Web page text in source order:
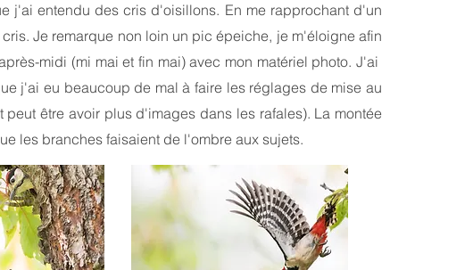
j'ai entendu des cris d'oisillons. En me rapprochant d'un
Je remarque non loin un pic épeiche, je m'éloigne afin
midi (mi mai et fin mai) avec mon matériel photo. J'ai
j'ai eu beaucoup de mal à faire les réglages de mise au
être avoir plus d'images dans les rafales). La montée
les branches faisaient de l'ombre aux sujets.